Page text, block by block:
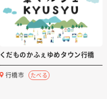
くだものかふぇゆめタウン行橋
行橋市 たべる